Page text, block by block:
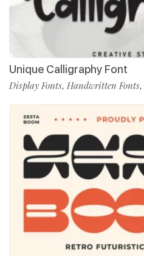
Unique Calligraphy Font
Display Fonts, Handwritten Fonts,